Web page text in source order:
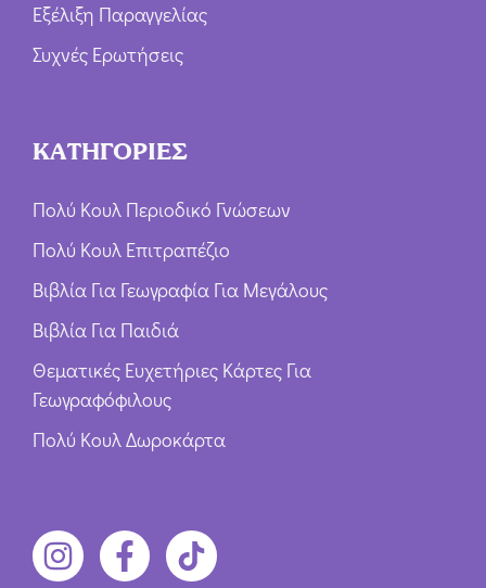
Εξέλιξη Παραγγελίας
Συχνές Ερωτήσεις
ΚΑΤΗΓΟΡΙΕΣ
Πολύ Κουλ Περιοδικό Γνώσεων
Πολύ Κουλ Επιτραπέζιο
Βιβλία Για Γεωγραφία Για Μεγάλους
Βιβλία Για Παιδιά
Θεματικές Ευχετήριες Κάρτες Για
Γεωγραφόφιλους
Πολύ Κουλ Δωροκάρτα